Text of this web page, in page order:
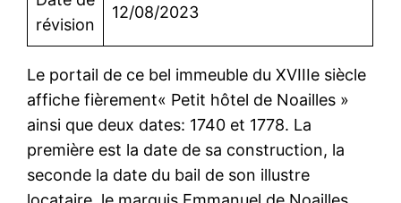
révision
12/08/2023
Le portail de ce bel immeuble du XVIIIe siècle
affiche fièrement« Petit hôtel de Noailles »
ainsi que deux dates: 1740 et 1778. La
première est la date de sa construction, la
seconde la date du bail de son illustre